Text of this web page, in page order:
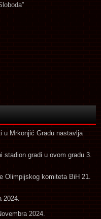
u Mrkonjić Gradu nastavlja
stadion gradi u ovom gradu 3.
Olimpijskog komiteta BiH 21.
2024.
2024.